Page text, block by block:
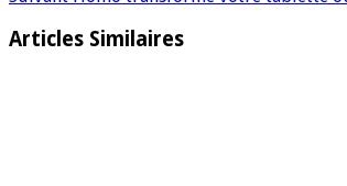
Articles Similaires